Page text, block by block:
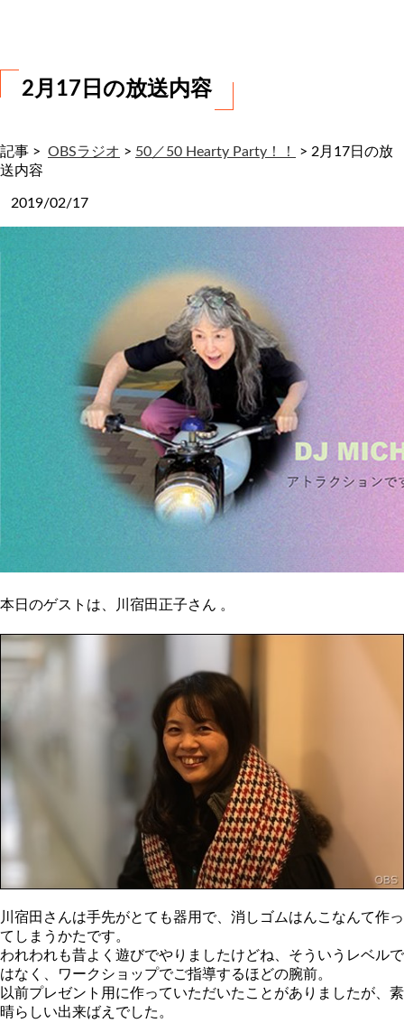
2月17日の放送内容
記事 > OBSラジオ > 50／50 Hearty Party！！ > 2月17日の放
送内容
2019/02/17
本日のゲストは、川宿田正子さん 。
川宿田さんは手先がとても器用で、消しゴムはんこなんて作っ
てしまうかたです。
われわれも昔よく遊びでやりましたけどね、そういうレベルで
はなく、ワークショップでご指導するほどの腕前。
以前プレゼント用に作っていただいたことがありましたが、素
晴らしい出来ばえでした。